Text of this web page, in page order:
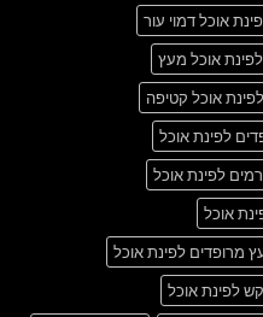
אוכל דמוי עור
אוכל מעץ
אוכל קטיפה
לפינת אוכל
לפינת אוכל
אוכל
מרופדים לפינת אוכל
לפינת אוכל